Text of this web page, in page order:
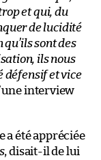
et qui, du
de lucidité
sont des
ils nous
défensif et vice
interview
a été appréciée
, disait-il de lui